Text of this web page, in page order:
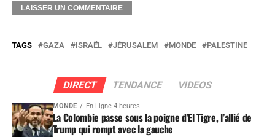
TAGS GAZA ISRAËL JÉRUSALEM MONDE PALESTINE
DIRECT TENDANCE VIDEOS
MONDE En Ligne 4 heures
La Colombie passe sous la poigne d’El Tigre, l’allié de
Trump qui rompt avec la gauche